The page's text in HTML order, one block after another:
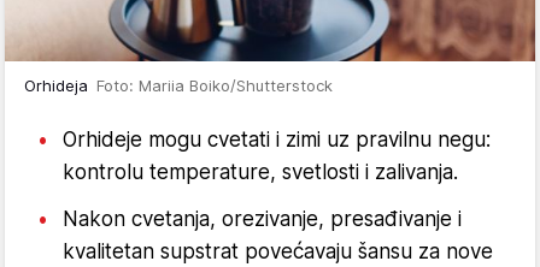
Orhideja Foto: Mariia Boiko/Shutterstock
Orhideje mogu cvetati i zimi uz pravilnu negu:
kontrolu temperature, svetlosti i zalivanja.
Nakon cvetanja, orezivanje, presađivanje i
kvalitetan supstrat povećavaju šansu za nove